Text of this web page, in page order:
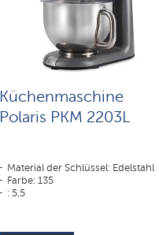
Küchenmaschine
Polaris PKM 2203L
Material der Schlüssel: Edelstahl
Farbe: 135
: 5,5